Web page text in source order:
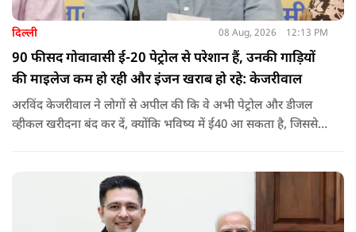
दिल्ली 08 Aug, 2026 12:13 PM
90 फीसद गोवावासी ई-20 पेट्रोल से परेशान हैं, उनकी गाड़ियों
की माइलेज कम हो रही और इंजन खराब हो रहे: केजरीवाल
अरविंद केजरीवाल ने लोगों से अपील की कि वे अभी पेट्रोल और डीजल
व्हीकल खरीदना बंद कर दें, क्योंकि भविष्य में ई40 आ सकता है, जिससे